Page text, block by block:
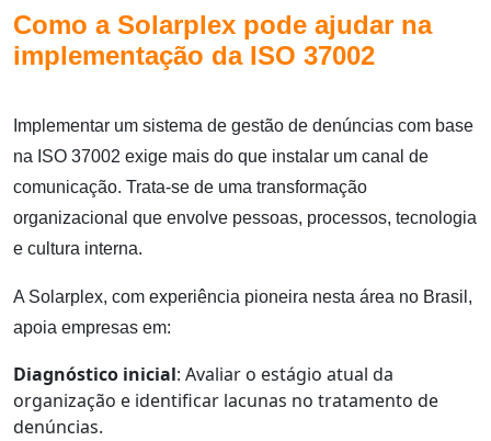
Como a Solarplex pode ajudar na
implementação da ISO 37002
Implementar um sistema de gestão de denúncias com base
na ISO 37002 exige mais do que instalar um canal de
comunicação. Trata-se de uma transformação
organizacional que envolve pessoas, processos, tecnologia
e cultura interna.
A Solarplex, com experiência pioneira nesta área no Brasil,
apoia empresas em:
Diagnóstico inicial: Avaliar o estágio atual da
organização e identificar lacunas no tratamento de
denúncias.